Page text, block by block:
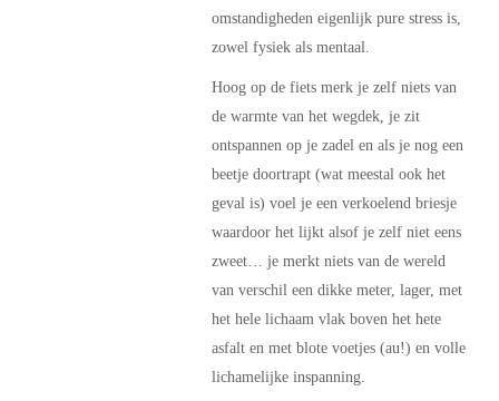
omstandigheden eigenlijk pure stress is,
zowel fysiek als mentaal.
Hoog op de fiets merk je zelf niets van
de warmte van het wegdek, je zit
ontspannen op je zadel en als je nog een
beetje doortrapt (wat meestal ook het
geval is) voel je een verkoelend briesje
waardoor het lijkt alsof je zelf niet eens
zweet… je merkt niets van de wereld
van verschil een dikke meter, lager, met
het hele lichaam vlak boven het hete
asfalt en met blote voetjes (au!) en volle
lichamelijke inspanning.